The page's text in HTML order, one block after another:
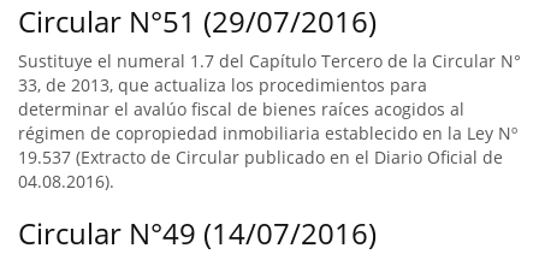
Circular N°51 (29/07/2016)
Sustituye el numeral 1.7 del Capítulo Tercero de la Circular N°
33, de 2013, que actualiza los procedimientos para
determinar el avalúo fiscal de bienes raíces acogidos al
régimen de copropiedad inmobiliaria establecido en la Ley Nº
19.537 (Extracto de Circular publicado en el Diario Oficial de
04.08.2016).
Circular N°49 (14/07/2016)